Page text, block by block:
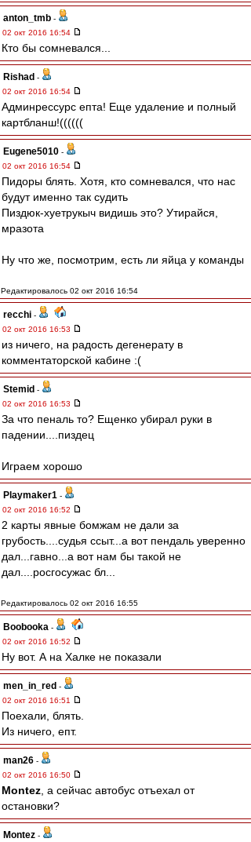
anton_tmb -
02 окт 2016 16:54
Кто бы сомневался...
Rishad -
02 окт 2016 16:54
Админрессурс епта! Еще удаление и полный
картбланш!((((((
Eugene5010 -
02 окт 2016 16:54
Пидоры блять. Хотя, кто сомневался, что нас
будут именно так судить
Пиздюк-хуетрукыч видишь это? Утирайся,
мразота
Ну что же, посмотрим, есть ли яйца у команды
Редактировалось 02 окт 2016 16:54
recchi -
02 окт 2016 16:53
из ничего, на радость дегенерату в
комментаторской кабине :(
Stemid -
02 окт 2016 16:53
За что пеналь то? Ещенко убирал руки в
падении....пиздец
Играем хорошо
Playmaker1 -
02 окт 2016 16:52
2 карты явные бомжам не дали за
грубость....судья ссыт...а вот пендаль уверенно
дал...гавно...а вот нам бы такой не
дал....росгосужас бл...
Редактировалось 02 окт 2016 16:55
Boobooka -
02 окт 2016 16:52
Ну вот. А на Халке не показали
men_in_red -
02 окт 2016 16:51
Поехали, блять.
Из ничего, епт.
man26 -
02 окт 2016 16:50
Montez , а сейчас автобус отъехал от
остановки?
Montez -